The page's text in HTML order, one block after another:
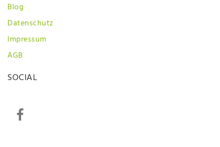
Blog
Datenschutz
Impressum
AGB
SOCIAL